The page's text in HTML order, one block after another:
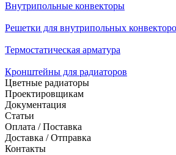
Внутрипольные конвекторы
Решетки для внутрипольных
Термостатическая арматура
Кронштейны для радиаторов
Цветные радиаторы
Проектировщикам
Документация
Статьи
Оплата / Поставка
Доставка / Отправка
Контакты